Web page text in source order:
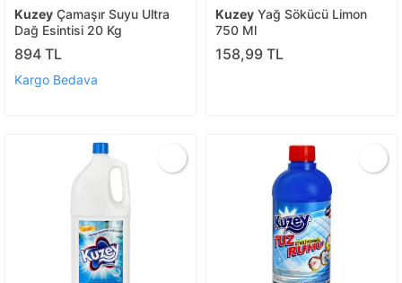
Kuzey Çamaşır Suyu Ultra
Dağ Esintisi 20 Kg
894 TL
Kargo Bedava
Kuzey Yağ Sökücü Limon
750 Ml
158,99 TL